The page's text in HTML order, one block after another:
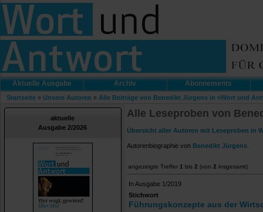
Aktuelle Ausgabe Archiv Abonnements
Startseite » Unsere Autoren » Alle Beiträge von Benedikt Jürgens in »Wort und
aktuelle
Ausgabe 2/2026
Alle Leseproben von
Übersicht aller Autoren mit Leseproben in
Autorenbiographie von Benedikt Jürgens
angezeigte Treffer 1 bis 2 (von 2 insgesamt)
In Ausgabe 1/2019
Stichwort
Führungskonzepte aus der